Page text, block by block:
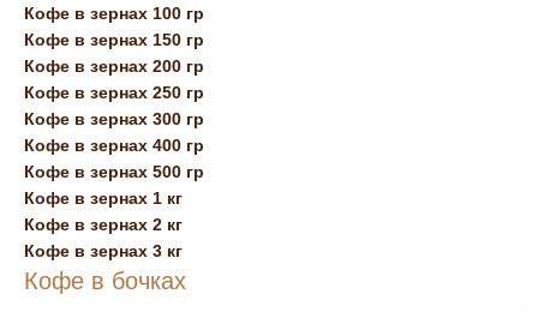
Кофе в зернах 100 гр
Кофе в зернах 150 гр
Кофе в зернах 200 гр
Кофе в зернах 250 гр
Кофе в зернах 300 гр
Кофе в зернах 400 гр
Кофе в зернах 500 гр
Кофе в зернах 1 кг
Кофе в зернах 2 кг
Кофе в зернах 3 кг
Кофе в бочках